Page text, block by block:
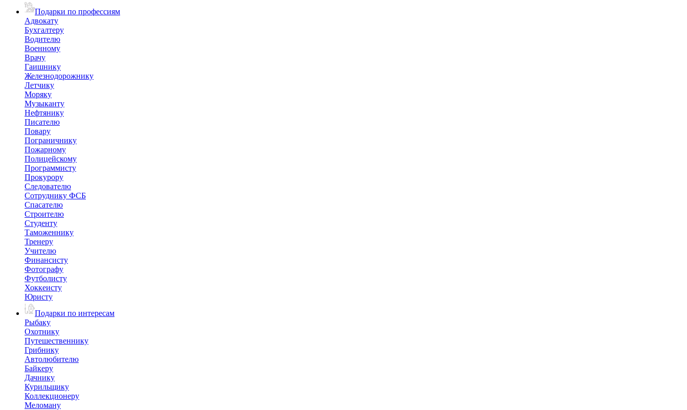
Подарки по профессиям
Адвокату
Бухгалтеру
Водителю
Военному
Врачу
Гаишнику
Железнодорожнику
Летчику
Моряку
Музыканту
Нефтянику
Писателю
Повару
Пограничнику
Пожарному
Полицейскому
Программисту
Прокурору
Следователю
Сотруднику ФСБ
Спасателю
Строителю
Студенту
Таможеннику
Тренеру
Учителю
Финансисту
Фотографу
Футболисту
Хоккеисту
Юристу
Подарки по интересам
Рыбаку
Охотнику
Путешественнику
Грибнику
Автолюбителю
Байкеру
Дачнику
Курильщику
Коллекционеру
Меломану